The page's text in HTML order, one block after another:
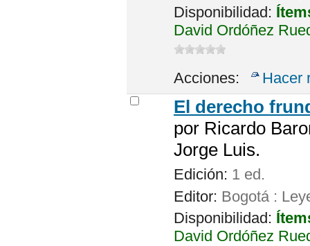
Disponibilidad:
David Ordóñez
Acciones: Hacer
El derecho
por Ricardo
Jorge Luis.
Edición: 1 ed.
Editor: Bogotá :
Disponibilidad:
David Ordóñez